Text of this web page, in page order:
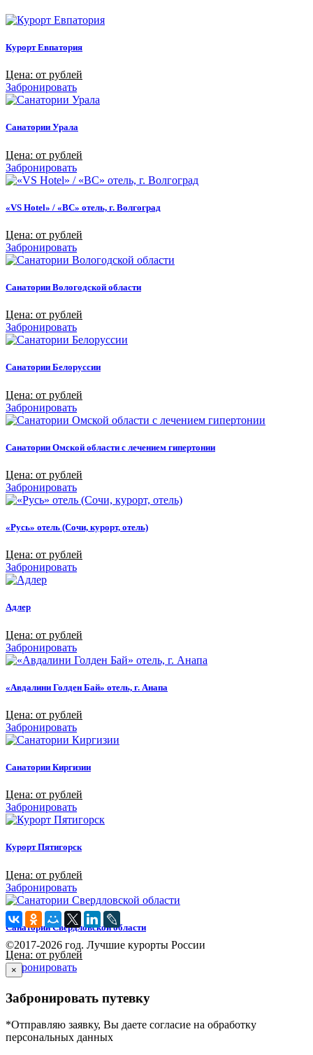
Курорт Евпатория
Цена: от рублей
Забронировать
Санатории Урала
Цена: от рублей
Забронировать
«VS Hotel» / «ВС» отель, г. Волгоград
Цена: от рублей
Забронировать
Санатории Вологодской области
Цена: от рублей
Забронировать
Санатории Белоруссии
Цена: от рублей
Забронировать
Санатории Омской области с лечением гипертонии
Цена: от рублей
Забронировать
«Русь» отель (Сочи, курорт, отель)
Цена: от рублей
Забронировать
Адлер
Цена: от рублей
Забронировать
«Авдалини Голден Бай» отель, г. Анапа
Цена: от рублей
Забронировать
Санатории Киргизии
Цена: от рублей
Забронировать
Курорт Пятигорск
Цена: от рублей
Забронировать
Санатории Свердловской области
Цена: от рублей
Забронировать
©2017-2026 год. Лучшие курорты России
×
Забронировать путевку
*Отправляю заявку, Вы даете согласие на обработку
персональных данных